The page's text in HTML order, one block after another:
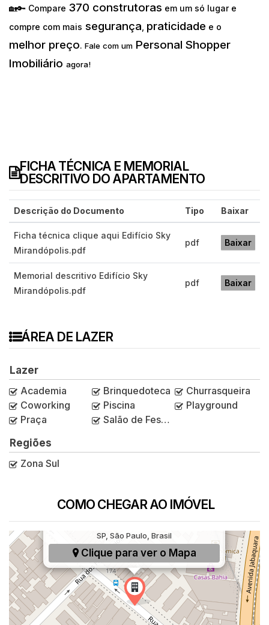
🏡🔑 Compare 370 construtoras em um só lugar e
compre com mais segurança praticidade e o
melhor preço. Fale com um Personal Shopper
Imobiliário agora!
FICHA TÉCNICA E MEMORIAL
DESCRITIVO DO APARTAMENTO
Descrição do Documento Tipo Baixar
Ficha técnica clique aqui Edifício Sky
Mirandópolis.pdf
pdf Baixar
Memorial descritivo Edifício Sky
Mirandópolis.pdf
pdf Baixar
ÁREA DE LAZER
Lazer
Academia
Brinquedoteca
Churrasqueira
Coworking
Piscina
Playground
Praça
Salão de Festas
Regiões
Zona Sul
COMO CHEGAR AO IMÓVEL
Rua das Rosas, 139, Mirandópolis, São Paulo,
SP, São Paulo, Brasil
Clique para ver o Mapa